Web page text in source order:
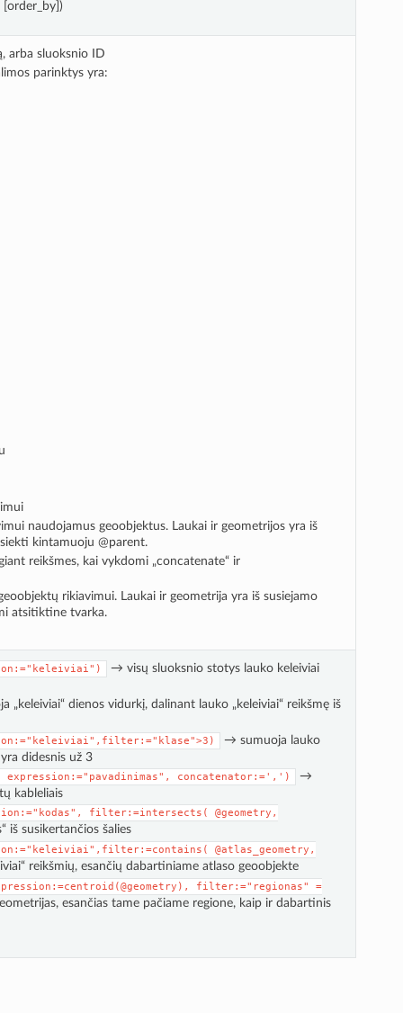
[order_by])
arba sluoksnio ID
parinktys yra:
naudojamus geoobjektus. Laukai ir geometrijos yra iš
kintamuoju @parent.
reikšmes, kai vykdomi „concatenate“ ir
rikiavimui. Laukai ir geometrija yra iš susiejamo
atsitiktine tvarka.
→ visų sluoksnio stotys lauko keleiviai
„keleiviai“ dienos vidurkį, dalinant lauko „keleiviai“ reikšmę iš
→ sumuoja lauko
didesnis už 3
expression:="pavadinimas", concatenator:=',')
→
kableliais
filter:=intersects( @geometry,
iš susikertančios šalies
@atlas_geometry,
reikšmių, esančių dabartiniame atlaso geoobjekte
filter:="regionas" =
esančias tame pačiame regione, kaip ir dabartinis